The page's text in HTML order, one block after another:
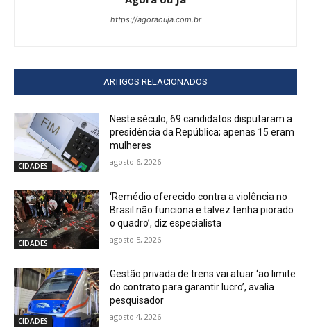
https://agoraouja.com.br
ARTIGOS RELACIONADOS
CIDADES
Neste século, 69 candidatos disputaram a
presidência da República; apenas 15 eram
mulheres
agosto 6, 2026
CIDADES
‘Remédio oferecido contra a violência no
Brasil não funciona e talvez tenha piorado
o quadro’, diz especialista
agosto 5, 2026
CIDADES
Gestão privada de trens vai atuar ‘ao limite
do contrato para garantir lucro’, avalia
pesquisador
agosto 4, 2026